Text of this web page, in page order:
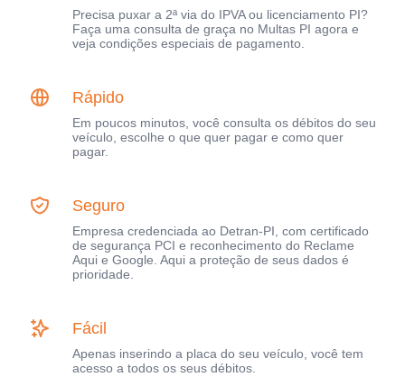
Precisa puxar a 2ª via do IPVA ou licenciamento PI?
Faça uma consulta de graça no Multas PI agora e
veja condições especiais de pagamento.
Rápido
Em poucos minutos, você consulta os débitos do seu
veículo, escolhe o que quer pagar e como quer
pagar.
Seguro
Empresa credenciada ao Detran-PI, com certificado
de segurança PCI e reconhecimento do Reclame
Aqui e Google. Aqui a proteção de seus dados é
prioridade.
Fácil
Apenas inserindo a placa do seu veículo, você tem
acesso a todos os seus débitos.